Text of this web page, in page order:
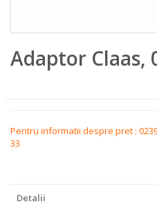
to
the
gallery
Adaptor Claas,
Pentru informatii despre pret :
33
Detalii